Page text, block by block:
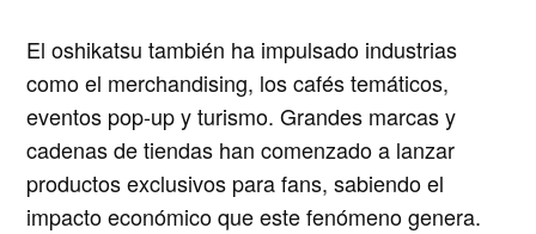
El oshikatsu también ha impulsado industrias
como el merchandising, los cafés temáticos,
eventos pop-up y turismo. Grandes marcas y
cadenas de tiendas han comenzado a lanzar
productos exclusivos para fans, sabiendo el
impacto económico que este fenómeno genera.